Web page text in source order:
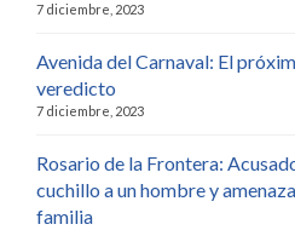
7 diciembre, 2023
Avenida del Carnaval: El
veredicto
7 diciembre, 2023
Rosario de la Frontera:
cuchillo a un hombre y
familia